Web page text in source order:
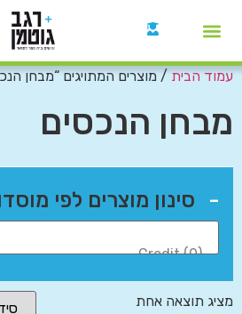
עמוד הבית/ מוצרים המתויגים “מבחן
מבחן הנכסים
סינון מוצרים לפי -
מציג תוצאה אחת